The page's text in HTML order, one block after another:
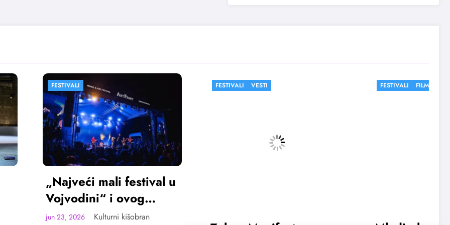
mali festival u
i ovog
u Sremskoj
Kulturni kišobran